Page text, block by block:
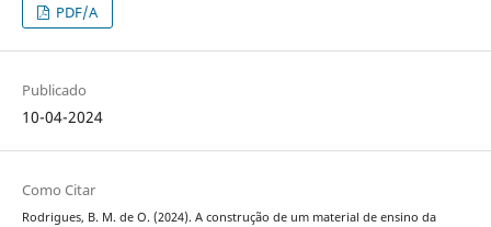
PDF/A
Publicado
10-04-2024
Como Citar
Rodrigues, B. M. de O. (2024). A construção de um material de ensino da